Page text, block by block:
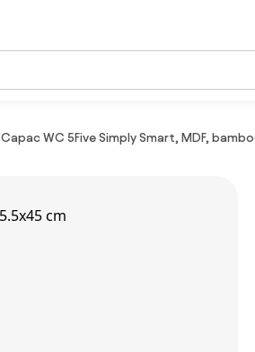
Capac WC 5Five Simply Smart, MDF,